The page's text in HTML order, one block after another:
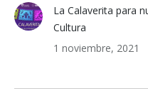
La Calaverita para
Cultura
1 noviembre, 2021